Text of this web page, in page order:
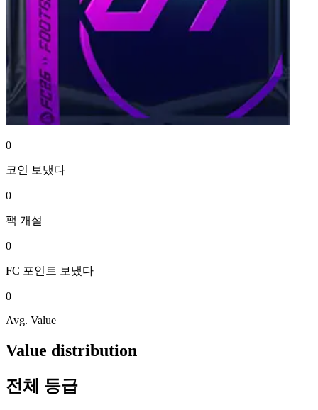
0
코인 보냈다
0
팩 개설
0
FC 포인트 보냈다
0
Avg. Value
Value distribution
전체 등급